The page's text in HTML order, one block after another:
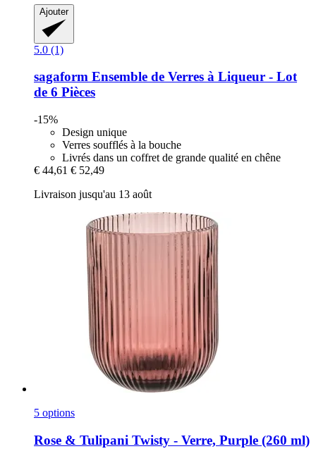
Ajouter
5.0 (1)
sagaform Ensemble de Verres à Liqueur -​ Lot
de 6 Pièces
-15%
Design unique
Verres soufflés à la bouche
Livrés dans un coffret de grande qualité en chêne
€ 44,61 € 52,49
Livraison jusqu'au 13 août
5 options
Rose & Tulipani Twisty -​ Verre, Purple (260 ml)